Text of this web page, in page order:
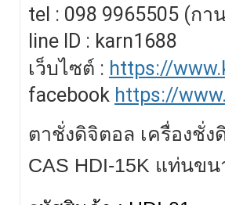
tel : 098 9965505 (กา
line ID : karn1688
เว็บไซต์ : https://
facebook https://
ตาชั่งดิจิตอล เครื่องชั่ง
CAS HDI-15K แท่นขน